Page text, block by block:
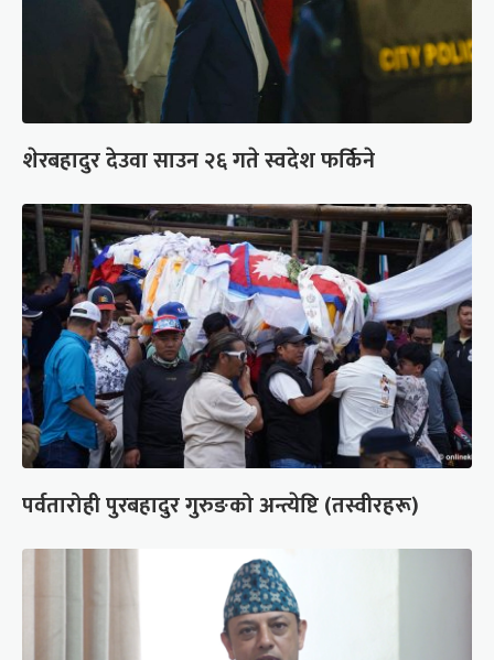
शेरबहादुर देउवा साउन २६ गते स्वदेश फर्किने
पर्वतारोही पुरबहादुर गुरुङको अन्त्येष्टि (तस्वीरहरू)